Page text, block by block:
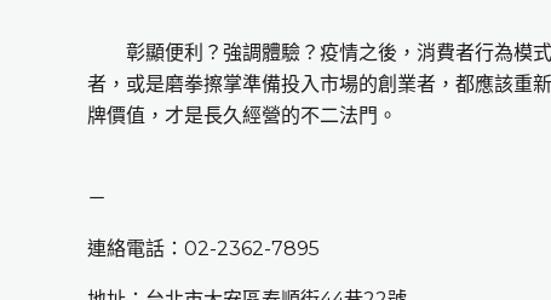
彰顯便利？強調體驗？疫情之後，消費者行為模式
者，或是磨拳擦掌準備投入市場的創業者，都應該重
牌價值，才是長久經營的不二法門。
－
連絡電話：02-2362-7895